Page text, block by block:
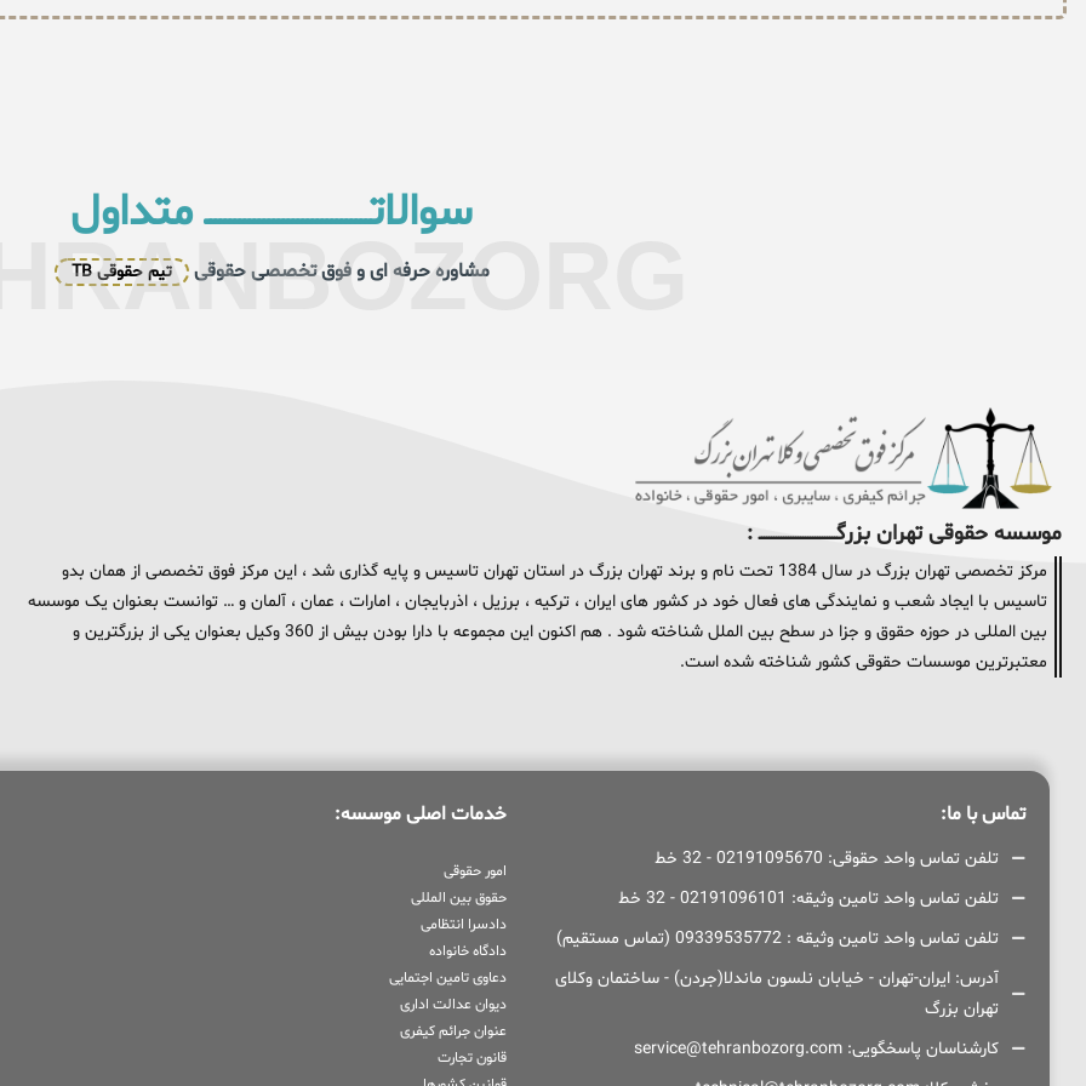
سوالاتــــــــــــــــــــــــــــــــــ متداول
مشاوره حرفه ای و فوق تخصصی حقوقی تیم حقوقی TB
موسسه حقوقی تهران بزرگــــــــــــــــــــــــــــــــ :
مرکز تخصصی تهران بزرگ در سال 1384 تحت نام و برند تهران بزرگ در استان تهران تاسیس و پایه گذاری شد ، این مرکز فوق تخصصی از همان بدو
تاسیس با ایجاد شعب و نمایندگی های فعال خود در کشور های ایران ، ترکیه ، برزیل ، اذربایجان ، امارات ، عمان ، آلمان و … توانست بعنوان یک موسسه
بین المللی در حوزه حقوق و جزا در سطح بین الملل شناخته شود . هم اکنون این مجموعه با دارا بودن بیش از 360 وکیل بعنوان یکی از بزرگترین و
معتبرترین موسسات حقوقی کشور شناخته شده است.
تماس با ما:
تلفن تماس واحد حقوقی: 02191095670 - 32 خط
تلفن تماس واحد تامین وثیقه: 02191096101 - 32 خط
تلفن تماس واحد تامین وثیقه : 09339535772 (تماس مستقیم)
آدرس: ایران-تهران - خیابان نلسون ماندلا(جردن) - ساختمان وکلای
تهران بزرگ
کارشناسان پاسخگویی: service@tehranbozorg.com
خدمات اصلی موسسه:
امور حقوقی
حقوق بین المللی
دادسرا انتظامی
دادگاه خانواده
دعاوی تامین اجتمایی
دیوان عدالت اداری
عنوان جرائم کیفری
قانون تجارت